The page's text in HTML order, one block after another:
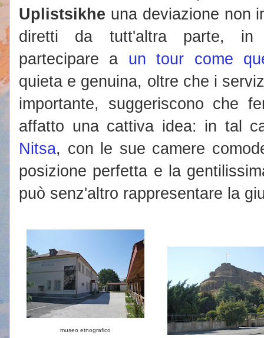
Uplistsikhe una deviazione non
diretti da tutt'altra parte, in
partecipare a un tour come
quieta e genuina, oltre che i
importante, suggeriscono che
affatto una cattiva idea: in tal
Nitsa, con le sue camere
posizione perfetta e la
può senz'altro rappresentare la
museo etnografico